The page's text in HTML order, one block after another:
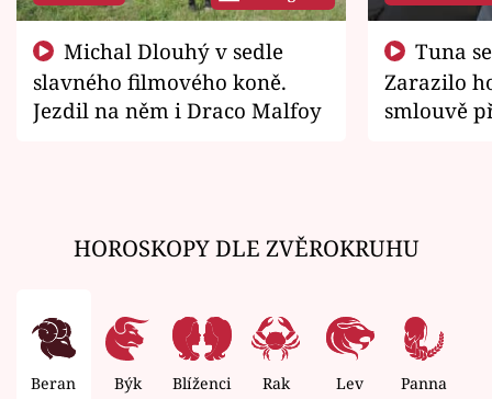
slavného filmového koně.
Jezdil na něm i Draco Malfoy
Zarazilo
smlouvě
HOROSKOPY DLE ZVĚROKRUHU
Beran Býk Blíženci Rak Lev Panna